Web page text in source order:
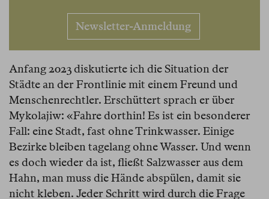
Newsletter-Anmeldung
Anfang 2023 diskutierte ich die Situation der
Städte an der Frontlinie mit einem Freund und
Menschenrechtler. Erschüttert sprach er über
Mykolajiw: «Fahre dorthin! Es ist ein besonderer
Fall: eine Stadt, fast ohne Trinkwasser. Einige
Bezirke bleiben tagelang ohne Wasser. Und wenn
es doch wieder da ist, fließt Salzwasser aus dem
Hahn, man muss die Hände abspülen, damit sie
nicht kleben. Jeder Schritt wird durch die Frage